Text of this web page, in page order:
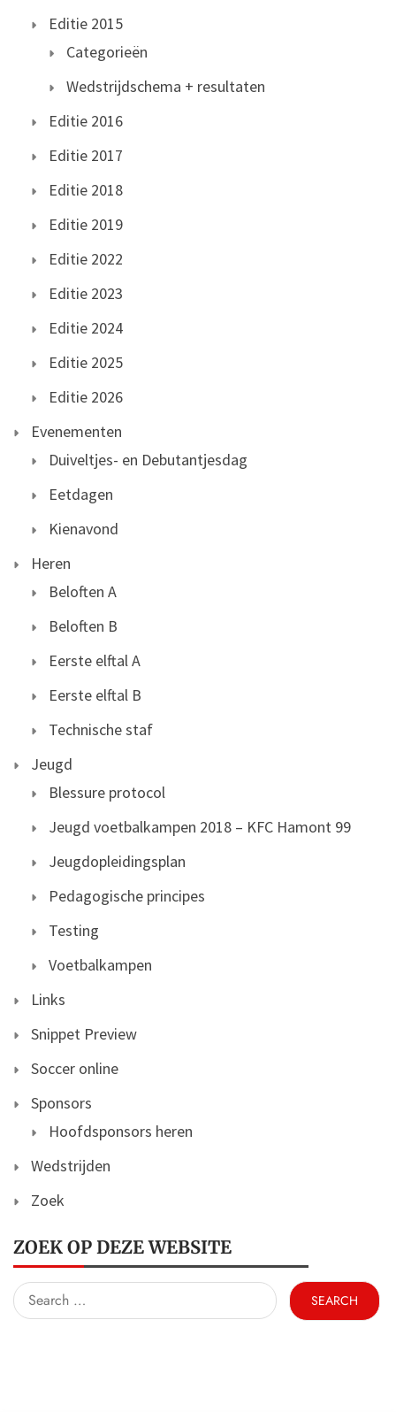
Editie 2015
Categorieën
Wedstrijdschema + resultaten
Editie 2016
Editie 2017
Editie 2018
Editie 2019
Editie 2022
Editie 2023
Editie 2024
Editie 2025
Editie 2026
Evenementen
Duiveltjes- en Debutantjesdag
Eetdagen
Kienavond
Heren
Beloften A
Beloften B
Eerste elftal A
Eerste elftal B
Technische staf
Jeugd
Blessure protocol
Jeugd voetbalkampen 2018 – KFC Hamont 99
Jeugdopleidingsplan
Pedagogische principes
Testing
Voetbalkampen
Links
Snippet Preview
Soccer online
Sponsors
Hoofdsponsors heren
Wedstrijden
Zoek
ZOEK OP DEZE WEBSITE
Search
for: